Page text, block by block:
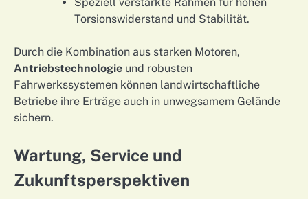
Torsionswiderstand und Stabilität.
Durch die Kombination aus starken Motoren,
Antriebstechnologie und robusten
Fahrwerkssystemen können landwirtschaftliche
Betriebe ihre Erträge auch in unwegsamem Gelände
sichern.
Wartung, Service und
Zukunftsperspektiven